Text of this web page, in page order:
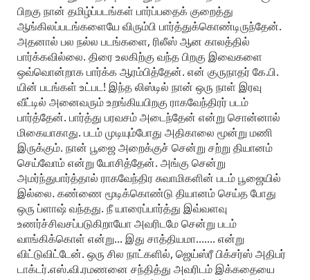
பிறகு நான் தமிழ்ப்படங்கள் பார்ப்பதைக் குறைத்து
ஆங்கிலப்படங்களையே விரும்பி பார்த்துக்கொண்டிருந்தேன்.
அதனால் பல நல்ல படங்களை, ரிலீஸ் ஆன காலத்தில்
பார்க்கவில்லை. திரை உலகிற்கு வந்த பிறகு இவைகளை
ஒவ்வொன்றாக பார்க்க ஆரம்பித்தேன். என் குருநாதர் கே.பி.
யின் படங்கள் உட்பட! இந்த லிஸ்டில் நான் ஒரு நாள் இரவு
வீட்டில் அனைவரும் உறங்கியபிறகு ராகவேந்திரர் படம்
பார்த்தேன். பார்த்து பரவசம் அடைந்தேன் என்று சொன்னால்
மிகையாகாது. படம் முடியும்போது அதிகாலை மூன்று மணி
இருக்கும். நான் பூஜை அறைக்குச் சென்று சற்று தியானம்
செய்வோம் என்று யோசித்தேன். அங்கு சென்று
அமர்ந்துபார்த்தால் ராகவேந்திர சுவாமிகளின் படம் பூஜையில்
இல்லை. கண்ணை மூடிக்கொண்டு தியானம் செய்த போது
ஒரு ப்ளாஷ் வந்தது. நீ யாரைப்பார்த்து இவ்வளவு
உணர்ச்சிவசப்படுகிறாயோ அவரிடமே சென்று படம்
வாங்கிக்கொள் என்று... இது சாத்தியமா....... என்று
விட்டுவிட்டேன். ஒரு சில நாட்களில், ஜெய்ஸ்ரீ பிக்சர்ஸ் அதிபர்
டாக்டர்.எஸ்.வி.ரமணனை சந்தித்து அவரிடம் இக்கதையை